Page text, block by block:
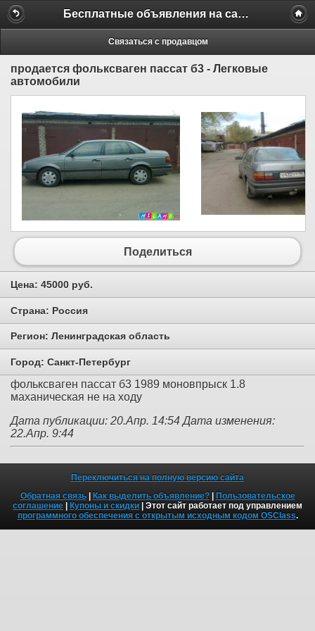
Бесплатные объявления на сайте MILAMO.ru
Связаться с продавцом
продается фольксваген пассат б3 - Легковые
автомобили
Поделиться
Цена: 45000 руб.
Страна: Россия
Регион: Ленинградская область
Город: Санкт-Петербург
фольксваген пассат б3 1989 моновпрыск 1.8
маханическая не на ходу
Дата публикации: 20.Апр. 14:54 Дата изменения:
22.Апр. 9:44
Переключиться на полную версию сайта
Обратная связь| Как выделить объявление?| Пользовательское
соглашение | Купоны и скидки | Этот сайт работает под управлением
программного обеспечения с открытым исходным кодом OSClass.